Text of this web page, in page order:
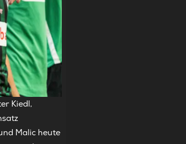
Kiedl,
Malic heute